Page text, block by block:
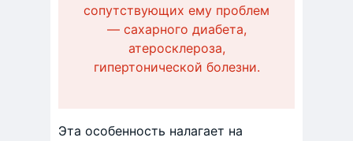
сопутствующих ему проблем
— сахарного диабета,
атеросклероза,
гипертонической болезни.
Эта особенность налагает на